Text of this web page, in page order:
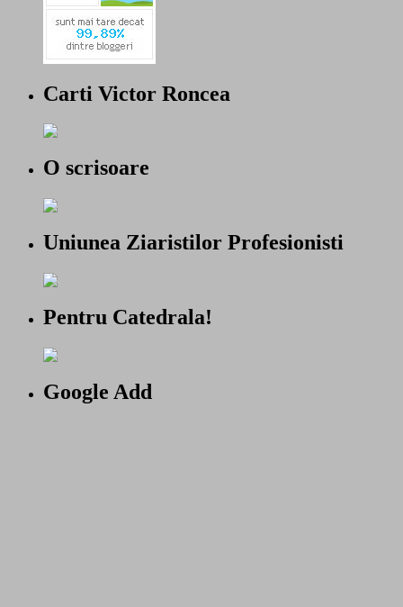
Carti Victor Roncea
O scrisoare
Uniunea Ziaristilor Profesionisti
Pentru Catedrala!
Google Add